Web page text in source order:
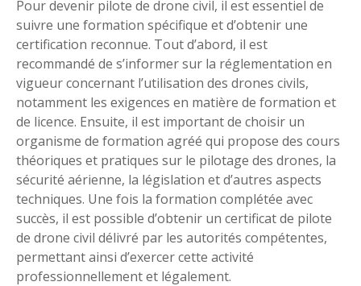
Pour devenir pilote de drone civil, il est essentiel de
suivre une formation spécifique et d’obtenir une
certification reconnue. Tout d’abord, il est
recommandé de s’informer sur la réglementation en
vigueur concernant l’utilisation des drones civils,
notamment les exigences en matière de formation et
de licence. Ensuite, il est important de choisir un
organisme de formation agréé qui propose des cours
théoriques et pratiques sur le pilotage des drones, la
sécurité aérienne, la législation et d’autres aspects
techniques. Une fois la formation complétée avec
succès, il est possible d’obtenir un certificat de pilote
de drone civil délivré par les autorités compétentes,
permettant ainsi d’exercer cette activité
professionnellement et légalement.